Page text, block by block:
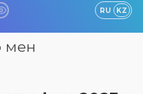
RU KZ
мен